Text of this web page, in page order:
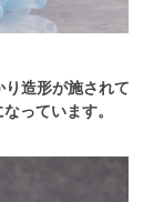
造形が施されて
っています。